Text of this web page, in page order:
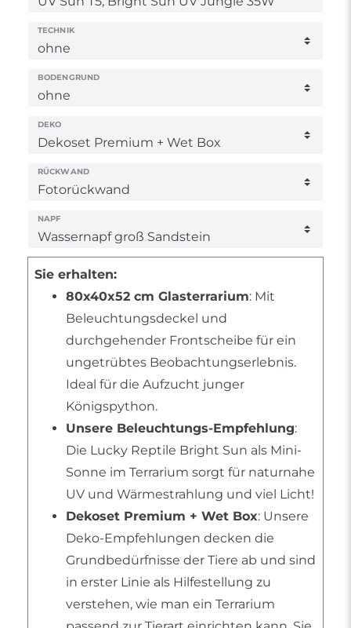
TECHNIK
BODENGRUND
DEKO
RÜCKWAND
NAPF
Sie erhalten:
80x40x52 cm Glasterrarium: Mit
Beleuchtungsdeckel und
durchgehender Frontscheibe für ein
ungetrübtes Beobachtungserlebnis.
Ideal für die Aufzucht junger
Königspython.
Unsere Beleuchtungs-Empfehlung:
Die Lucky Reptile Bright Sun als Mini-
Sonne im Terrarium sorgt für naturnahe
UV und Wärmestrahlung und viel Licht!
Dekoset Premium + Wet Box: Unsere
Deko-Empfehlungen decken die
Grundbedürfnisse der Tiere ab und sind
in erster Linie als Hilfestellung zu
verstehen, wie man ein Terrarium